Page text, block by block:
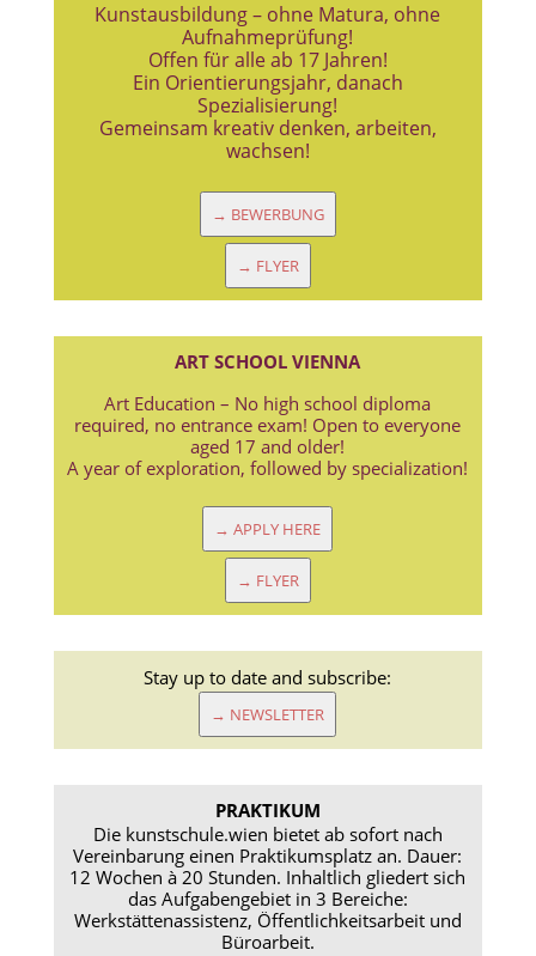
Kunstausbildung – ohne Matura, ohne
Aufnahmeprüfung!
Offen für alle ab 17 Jahren!
Ein Orientierungsjahr, danach
Spezialisierung!
Gemeinsam kreativ denken, arbeiten,
wachsen!
→ BEWERBUNG
→ FLYER
ART SCHOOL VIENNA
Art Education – No high school diploma
required, no entrance exam! Open to everyone
aged 17 and older!
A year of exploration, followed by specialization!
→ APPLY HERE
→ FLYER
Stay up to date and subscribe:
→ NEWSLETTER
PRAKTIKUM
Die kunstschule.wien bietet ab sofort nach
Vereinbarung einen Praktikumsplatz an. Dauer:
12 Wochen à 20 Stunden. Inhaltlich gliedert sich
das Aufgabengebiet in 3 Bereiche:
Werkstättenassistenz, Öffentlichkeitsarbeit und
Büroarbeit.